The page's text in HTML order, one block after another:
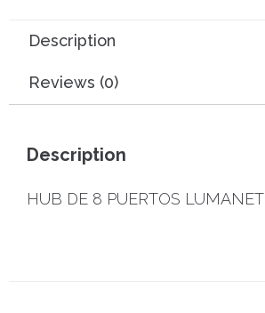
Description
Reviews (0)
Description
HUB DE 8 PUERTOS LUMANET